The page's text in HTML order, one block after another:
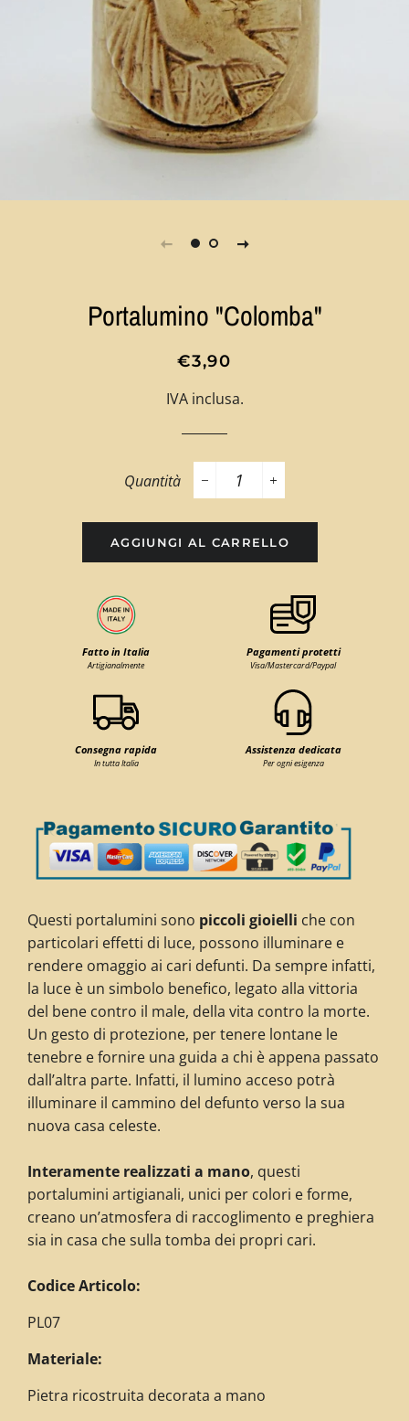
Portalumino "Colomba"
Prezzo
listino
Prezzo
€3,90
IVA inclusa.
Quantità
−
+
AGGIUNGI AL CARRELLO
Fatto in Italia
Artigianalmente
Pagamenti protetti
Visa/Mastercard/Paypal
Consegna rapida
In tutta Italia
Assistenza dedicata
Per ogni esigenza
Questi portalumini sono piccoli gioielli che con
particolari effetti di luce, possono illuminare e
rendere omaggio ai cari defunti. Da sempre infatti,
la luce è un simbolo benefico, legato alla vittoria
del bene contro il male, della vita contro la morte.
Un gesto di protezione, per tenere lontane le
tenebre e fornire una guida a chi è appena passato
dall’altra parte. Infatti, il lumino acceso potrà
illuminare il cammino del defunto verso la sua
nuova casa celeste.
Interamente realizzati a mano, questi
portalumini artigianali, unici per colori e forme,
creano un’atmosfera di raccoglimento e preghiera
sia in casa che sulla tomba dei propri cari.
Codice Articolo:
PL07
Materiale:
Pietra ricostruita decorata a mano